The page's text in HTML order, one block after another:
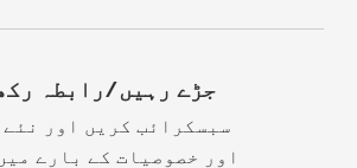
جڑے رہیں/رابطہ
سبسکرائب کریں اور نئے
اور خصوصیات کے بارے